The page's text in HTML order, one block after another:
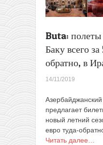
и
одной
поездке
Минска
всего
111€
Buta:
Баку всего
обратно, в
14/11/2019
Азербайджанский
предлагает
новый летний
евро туда-
Читать далее…